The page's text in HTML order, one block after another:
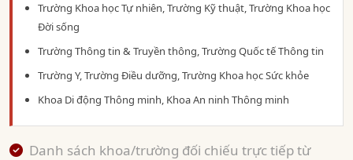
Trường Khoa học Tự nhiên, Trường Kỹ thuật, Trường Khoa học
Đời sống
Trường Thông tin & Truyền thông, Trường Quốc tế Thông tin
Trường Y, Trường Điều dưỡng, Trường Khoa học Sức khỏe
Khoa Di động Thông minh, Khoa An ninh Thông minh
Danh sách khoa/trường đối chiếu trực tiếp từ